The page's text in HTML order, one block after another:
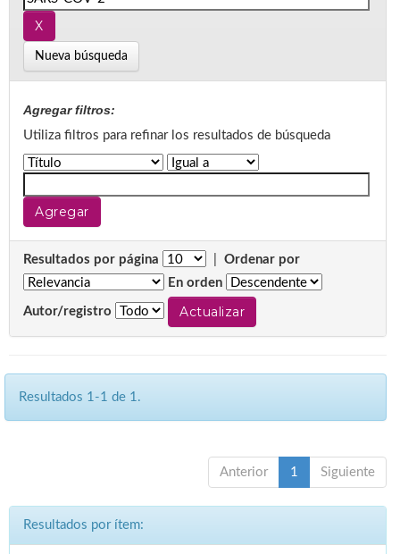
Nueva búsqueda
Agregar filtros:
Utiliza filtros para refinar los resultados de búsqueda
Resultados por página
Ordenar por
En orden
Autor/registro
Resultados 1-1 de 1.
Anterior 1 Siguiente
Resultados por ítem: